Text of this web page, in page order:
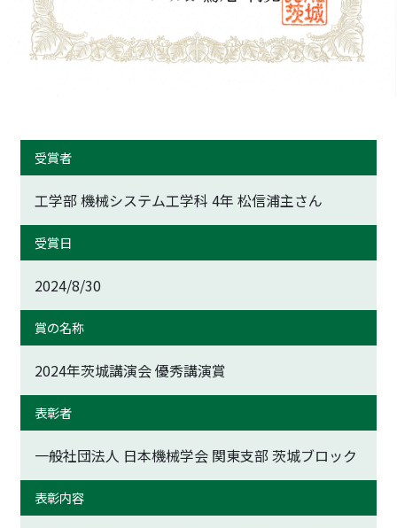
受賞者
工学部 機械システム工学科 4年 松信浦主さん
受賞日
2024/8/30
賞の名称
2024年茨城講演会 優秀講演賞
表彰者
一般社団法人 日本機械学会 関東支部 茨城ブロック
表彰内容